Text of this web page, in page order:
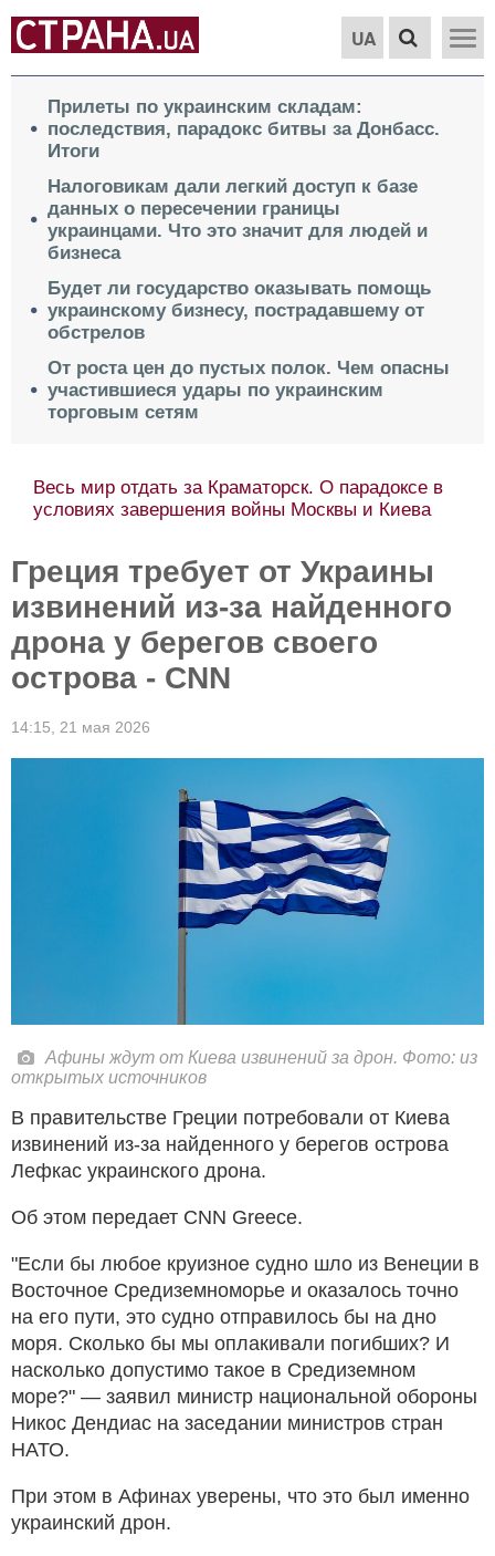
UA
Прилеты по украинским складам:
последствия, парадокс битвы за Донбасс.
Итоги
Налоговикам дали легкий доступ к базе
данных о пересечении границы
украинцами. Что это значит для людей и
бизнеса
Будет ли государство оказывать помощь
украинскому бизнесу, пострадавшему от
обстрелов
От роста цен до пустых полок. Чем опасны
участившиеся удары по украинским
торговым сетям
Весь мир отдать за Краматорск. О парадоксе в
условиях завершения войны Москвы и Киева
Греция требует от Украины
извинений из-за найденного
дрона у берегов своего
острова - CNN
14:15, 21 мая 2026
Афины ждут от Киева извинений за дрон. Фото: из
открытых источников
В правительстве Греции потребовали от Киева
извинений из-за найденного у берегов острова
Лефкас украинского дрона.
Об этом передает CNN Greece.
"Если бы любое круизное судно шло из Венеции в
Восточное Средиземноморье и оказалось точно
на его пути, это судно отправилось бы на дно
моря. Сколько бы мы оплакивали погибших? И
насколько допустимо такое в Средиземном
море?" — заявил министр национальной обороны
Никос Дендиас на заседании министров стран
НАТО.
При этом в Афинах уверены, что это был именно
украинский дрон.